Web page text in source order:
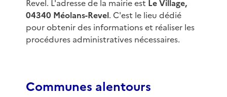
Revel. L'adresse de la mairie est Le Village,
04340 Méolans-Revel. C'est le lieu dédié
pour obtenir des informations et réaliser les
procédures administratives nécessaires.
Communes alentours